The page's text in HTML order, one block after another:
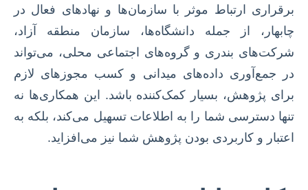
برقراری ارتباط موثر با سازمان‌ها و نهادهای فعال در
چابهار، از جمله دانشگاه‌ها، سازمان منطقه آزاد،
شرکت‌های بندری و گروه‌های اجتماعی محلی، می‌تواند
در جمع‌آوری داده‌های میدانی و کسب مجوزهای لازم
برای پژوهش، بسیار کمک‌کننده باشد. این همکاری‌ها نه
تنها دسترسی شما را به اطلاعات تسهیل می‌کند، بلکه به
اعتبار و کاربردی بودن پژوهش شما نیز می‌افزاید.